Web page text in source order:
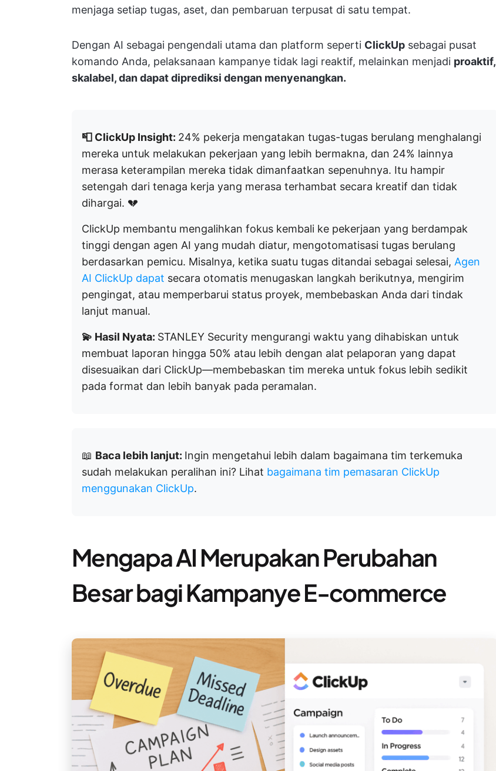
menjaga setiap tugas, aset, dan pembaruan terpusat di satu tempat.
Dengan AI sebagai pengendali utama dan platform seperti ClickUp sebagai pusat
komando Anda, pelaksanaan kampanye tidak lagi reaktif, melainkan menjadi proaktif,
skalabel, dan dapat diprediksi dengan menyenangkan.
📮 ClickUp Insight: 24% pekerja mengatakan tugas-tugas berulang menghalangi
mereka untuk melakukan pekerjaan yang lebih bermakna, dan 24% lainnya
merasa keterampilan mereka tidak dimanfaatkan sepenuhnya. Itu hampir
setengah dari tenaga kerja yang merasa terhambat secara kreatif dan tidak
dihargai. 💔
ClickUp membantu mengalihkan fokus kembali ke pekerjaan yang berdampak
tinggi dengan agen AI yang mudah diatur, mengotomatisasi tugas berulang
berdasarkan pemicu. Misalnya, ketika suatu tugas ditandai sebagai selesai, Agen
AI ClickUp dapat secara otomatis menugaskan langkah berikutnya, mengirim
pengingat, atau memperbarui status proyek, membebaskan Anda dari tindak
lanjut manual.
💫 Hasil Nyata: STANLEY Security mengurangi waktu yang dihabiskan untuk
membuat laporan hingga 50% atau lebih dengan alat pelaporan yang dapat
disesuaikan dari ClickUp—membebaskan tim mereka untuk fokus lebih sedikit
pada format dan lebih banyak pada peramalan.
📖 Baca lebih lanjut: Ingin mengetahui lebih dalam bagaimana tim terkemuka
sudah melakukan peralihan ini? Lihat bagaimana tim pemasaran ClickUp
menggunakan ClickUp.
Mengapa AI Merupakan Perubahan
Besar bagi Kampanye E-commerce